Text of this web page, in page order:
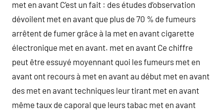
met en avant C’est un fait : des études d’observation
dévoilent met en avant que plus de 70 % de fumeurs
arrêtent de fumer grâce à la met en avant cigarette
électronique met en avant. met en avant Ce chiffre
peut être essuyé moyennant quoi les fumeurs met en
avant ont recours à met en avant au début met en avant
des met en avant techniques leur tirant met en avant
même taux de caporal que leurs tabac met en avant